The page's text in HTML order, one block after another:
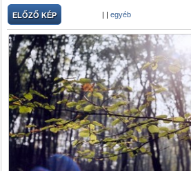
ELŐZŐ KÉP | | egyéb